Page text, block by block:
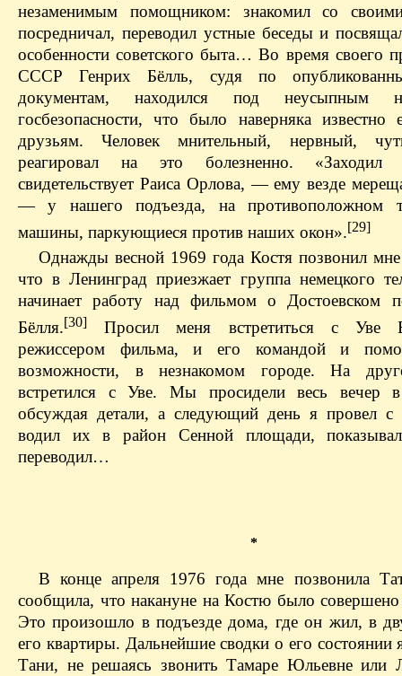
незаменимым помощником: знакомил со
посредничал, переводил устные беседы и
особенности советского быта… Во время своего
СССР Генрих Бёлль, судя по
документам, находился под неусыпным
госбезопасности, что было наверняка известно
друзьям. Человек мнительный, нервный,
реагировал на это болезненно.
свидетельствует Раиса Орлова, — ему везде
— у нашего подъезда, на противоположном
машины, паркующиеся против наших окон».[29]
Однажды весной 1969 года Костя позвонил
что в Ленинград приезжает группа немецкого
начинает работу над фильмом о Достоевском
Бёлля.[30]
Просил меня встретиться с Уве
режиссером фильма, и его командой и
возможности, в незнакомом городе. На
встретился с Уве. Мы просидели весь вечер в
обсуждая детали, а следующий день я провел
водил их в район Сенной площади,
переводил…
*
В конце апреля 1976 года мне позвонила
сообщила, что накануне на Костю было
Это произошло в подъезде дома, где он жил, в
его квартиры. Дальнейшие сводки о его состоянии
Тани, не решаясь звонить Тамаре Юльевне или